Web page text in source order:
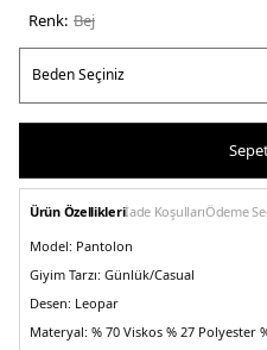
Renk: bej
Ürün Özellikleriİade KoşullarıÖdeme
Model: Pantolon
Giyim Tarzı: Günlük/Casual
Desen: Leopar
Materyal: % 70 Viskos % 27 Polyester